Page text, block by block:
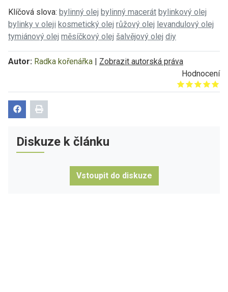
Klíčová slova: bylinný olej bylinný macerát bylinkový olej
bylinky v oleji kosmetický olej růžový olej levandulový olej
tymiánový olej měsíčkový olej šalvějový olej diy
Autor: Radka kořenářka | Zobrazit autorská práva
Hodnocení
Give it 1/5
Give it 2/5
Give it 3/5
Give it 4/5
Give it 5/5
Diskuze k článku
Vstoupit do diskuze